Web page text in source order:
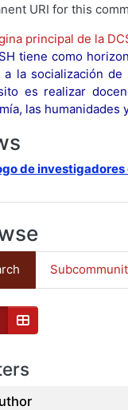
URI for this
principal de la
tiene como
a la socialización
es realizar
las humanidades
de